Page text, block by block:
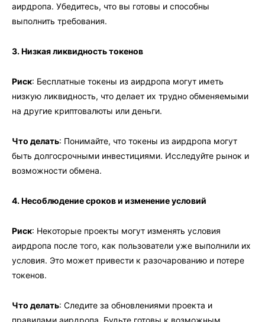
аирдропа. Убедитесь, что вы готовы и способны
выполнить требования.
3. Низкая ликвидность токенов
Риск: Бесплатные токены из аирдропа могут иметь
низкую ликвидность, что делает их трудно обменяемыми
на другие криптовалюты или деньги.
Что делать: Понимайте, что токены из аирдропа могут
быть долгосрочными инвестициями. Исследуйте рынок и
возможности обмена.
4. Несоблюдение сроков и изменение условий
Риск: Некоторые проекты могут изменять условия
аирдропа после того, как пользователи уже выполнили их
условия. Это может привести к разочарованию и потере
токенов.
Что делать: Следите за обновлениями проекта и
правилами аирдропа. Будьте готовы к возможным